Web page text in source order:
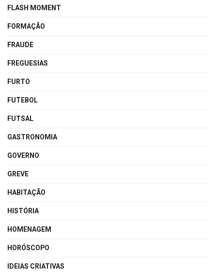
FLASH MOMENT
FORMAÇÃO
FRAUDE
FREGUESIAS
FURTO
FUTEBOL
FUTSAL
GASTRONOMIA
GOVERNO
GREVE
HABITAÇÃO
HISTÓRIA
HOMENAGEM
HORÓSCOPO
IDEIAS CRIATIVAS